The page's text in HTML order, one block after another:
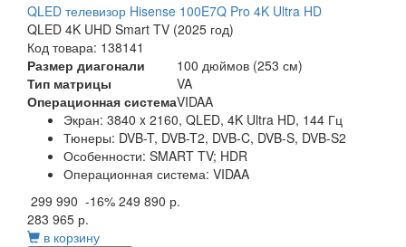
QLED телевизор Hisense 100E7Q Pro 4K Ultra HD
QLED 4K UHD Smart TV (2025 год)
Код товара: 138141
Размер диагонали
100 дюймов (253 см)
Тип матрицы
VA
Операционная системаVIDAA
Экран: 3840 x 2160, QLED, 4K Ultra HD, 144 Гц
Тюнеры: DVB-T, DVB-T2, DVB-C, DVB-S, DVB-S2
Особенности: SMART TV; HDR
Операционная система: VIDAA
299 990 -16% 249 890 р.
283 965 р.
в корзину